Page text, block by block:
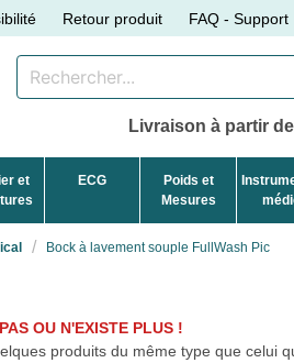
Retour produit FAQ - Support
Livraison à partir
et
ECG
Poids et
Mesures
Bock à lavement souple FullWash Pic
OU N'EXISTE PLUS !
produits du même type que celui